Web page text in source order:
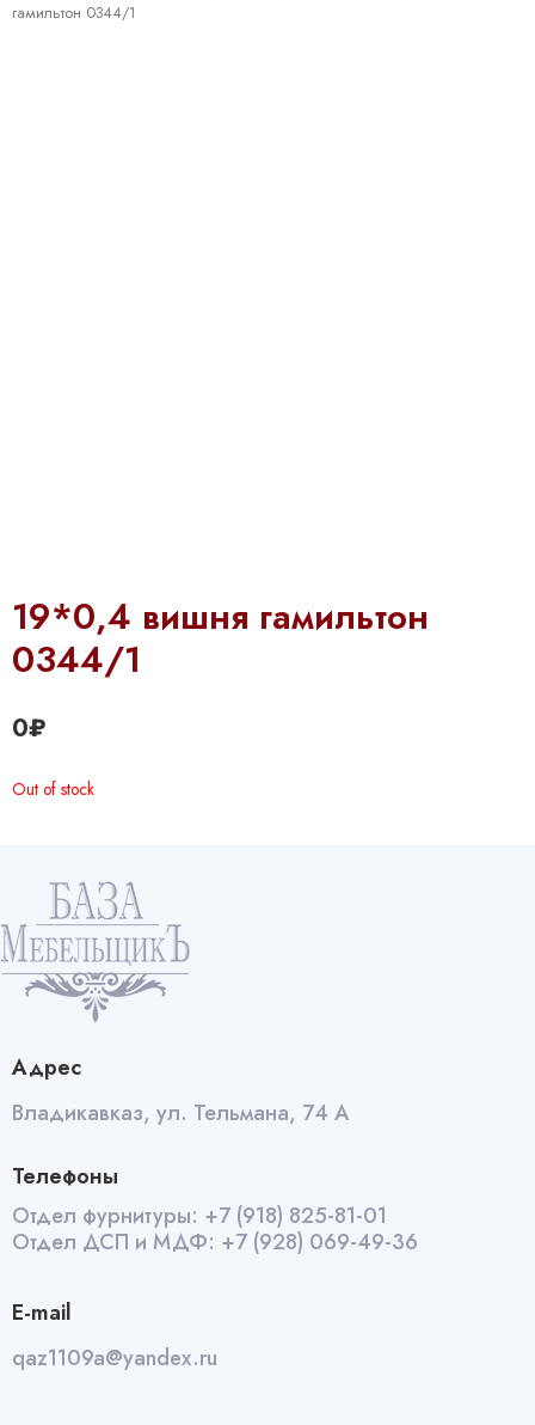
гамильтон 0344/1
19*0,4 вишня гамильтон
0344/1
0₽
Out of stock
Адрес
Владикавказ, ул. Тельмана, 74 А
Телефоны
Отдел фурнитуры: +7 (918) 825-81-01
Отдел ДСП и МДФ: +7 (928) 069-49-36
E-mail
qaz1109a@yandex.ru